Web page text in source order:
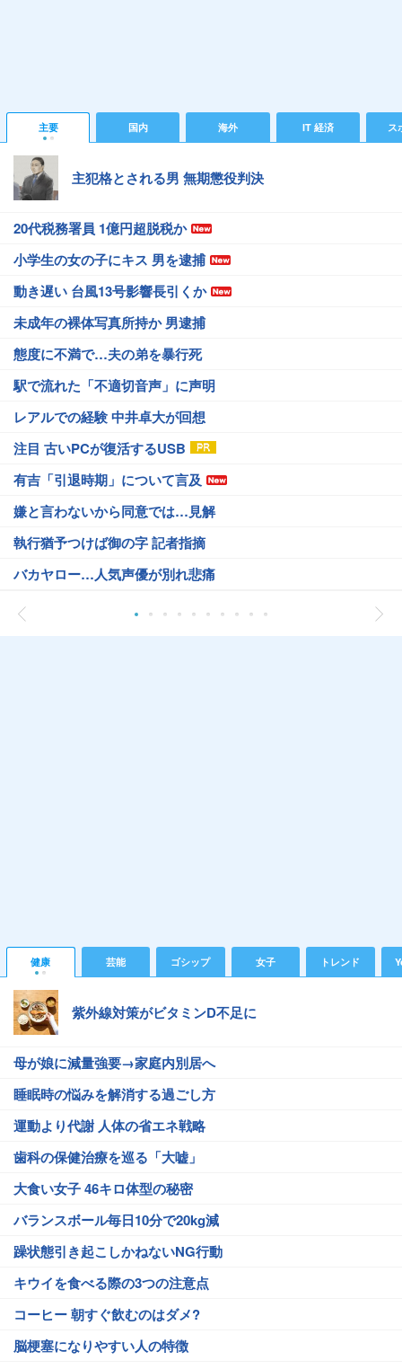
主要 国内 海外 IT 経済 ス
主犯格とされる男 無期懲役判決
20代税務署員 1億円超脱税か
小学生の女の子にキス 男を逮捕
動き遅い 台風13号影響長引くか
未成年の裸体写真所持か 男逮捕
態度に不満で…夫の弟を暴行死
駅で流れた「不適切音声」に声明
レアルでの経験 中井卓大が回想
注目 古いPCが復活するUSB
有吉「引退時期」について言及
嫌と言わないから同意では…見解
執行猶予つけば御の字 記者指摘
バカヤロー…人気声優が別れ悲痛
健康 芸能 ゴシップ 女子 トレンド
紫外線対策がビタミンD不足に
母が娘に減量強要→家庭内別居へ
睡眠時の悩みを解消する過ごし方
運動より代謝 人体の省エネ戦略
歯科の保健治療を巡る「大嘘」
大食い女子 46キロ体型の秘密
バランスボール毎日10分で20kg減
躁状態引き起こしかねないNG行動
キウイを食べる際の3つの注意点
コーヒー 朝すぐ飲むのはダメ?
脳梗塞になりやすい人の特徴